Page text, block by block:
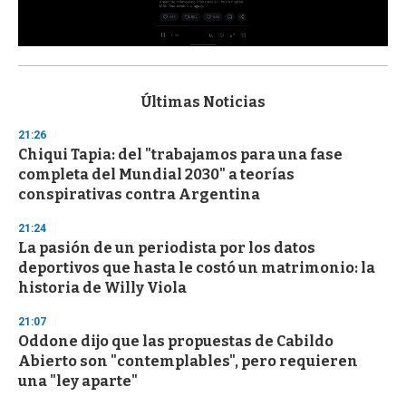
s
d
s
o
f
3
s
e
c
o
n
Últimas Noticias
21:26
Chiqui Tapia: del "trabajamos para una fase
completa del Mundial 2030" a teorías
conspirativas contra Argentina
21:24
La pasión de un periodista por los datos
deportivos que hasta le costó un matrimonio: la
historia de Willy Viola
21:07
Oddone dijo que las propuestas de Cabildo
Abierto son "contemplables", pero requieren
una "ley aparte"